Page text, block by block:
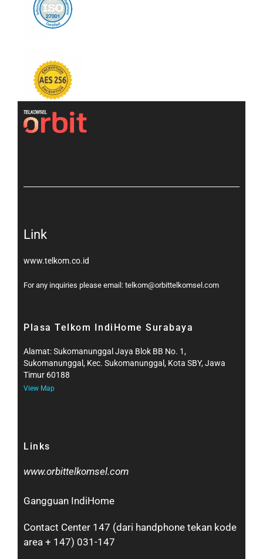
Link
www.telkom.co.id
For any inquiries please email: telkom@orbittelkomsel.com
Plasa Telkom IndiHome Surabaya
Alamat: Sukomanunggal Jaya Blok BB No. 1,
Sukomanunggal, Kec. Sukomanunggal, Kota SBY, Jawa
Timur 60188
View Map
Links
www.orbittelkomsel.com
Gangguan IndiHome
Contact Center 147 (dari handphone tekan kode
area + 147) 031-147